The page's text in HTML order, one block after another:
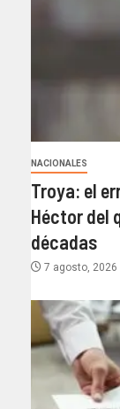
NACIONALES
Troya: el
Héctor del
décadas
7 agosto, 2026